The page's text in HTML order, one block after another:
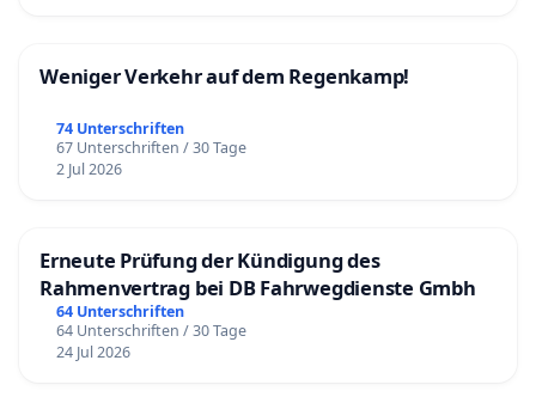
Weniger Verkehr auf dem Regenkamp!
74 Unterschriften
67 Unterschriften / 30 Tage
2 Jul 2026
Erneute Prüfung der Kündigung des
Rahmenvertrag bei DB Fahrwegdienste Gmbh
64 Unterschriften
64 Unterschriften / 30 Tage
24 Jul 2026